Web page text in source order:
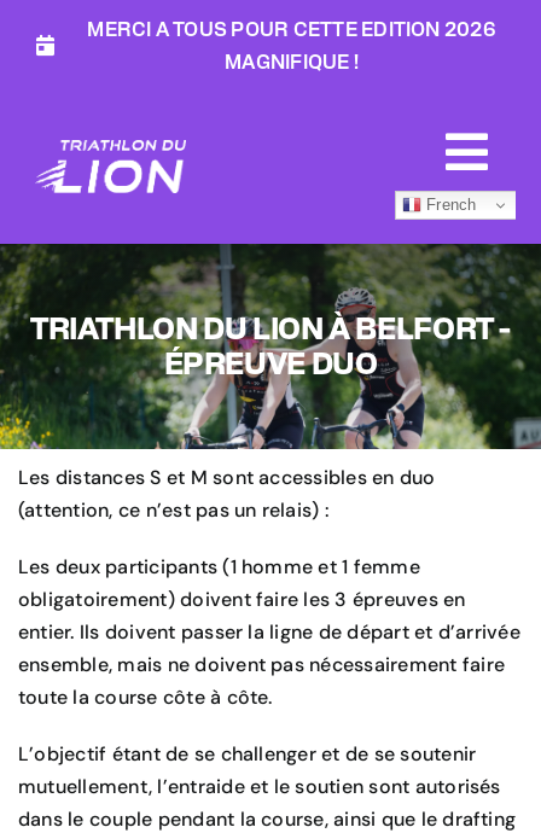
MERCI A TOUS POUR CETTE EDITION 2026
MAGNIFIQUE !
Évènement
Épreuves
Actualités
À propos
Infos pratiques
French
TRIATHLON DU LION À BELFORT -
ÉPREUVE DUO
Les distances S et M sont accessibles en duo
(attention, ce n’est pas un relais) :
Les deux participants (1 homme et 1 femme
obligatoirement) doivent faire les 3 épreuves en
entier. Ils doivent passer la ligne de départ et d’arrivée
ensemble, mais ne doivent pas nécessairement faire
toute la course côte à côte.
L’objectif étant de se challenger et de se soutenir
mutuellement, l’entraide et le soutien sont autorisés
dans le couple pendant la course, ainsi que le drafting